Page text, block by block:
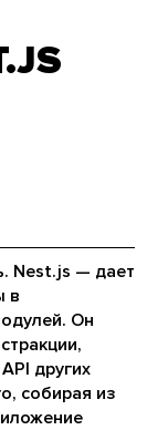
Nest.js — дает
в
Он
других
собирая из